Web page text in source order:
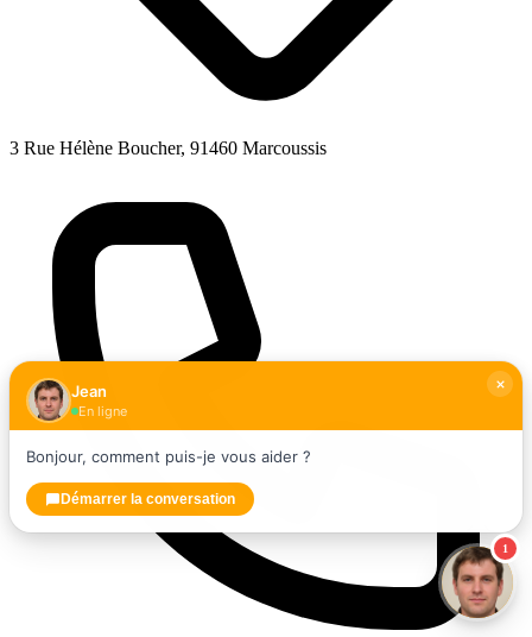
3 Rue Hélène Boucher, 91460 Marcoussis
1
Jean
En ligne
Bonjour, comment puis-je vous aider ?
Démarrer la conversation